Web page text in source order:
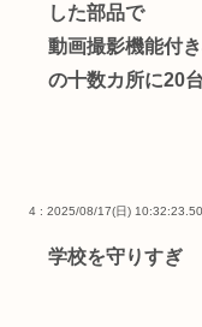
した部品で
動画撮影機能付
の十数カ所に20
4 : 2025/08/17(日) 10:32:23.50
学校を守りすぎ